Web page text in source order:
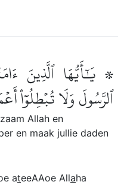
۞ يَٰٓأَيُّهَا ٱلَّذِينَ
ٱلرَّسُولَ وَلَا تُبۡطِلُوٓاْ
Allah en
en maak jullie daden
ateeAAoe Allaha